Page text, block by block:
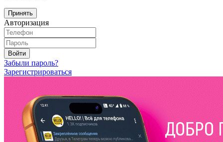
Принять
Авторизация
Войти
Забыли пароль?
Зарегистрироваться